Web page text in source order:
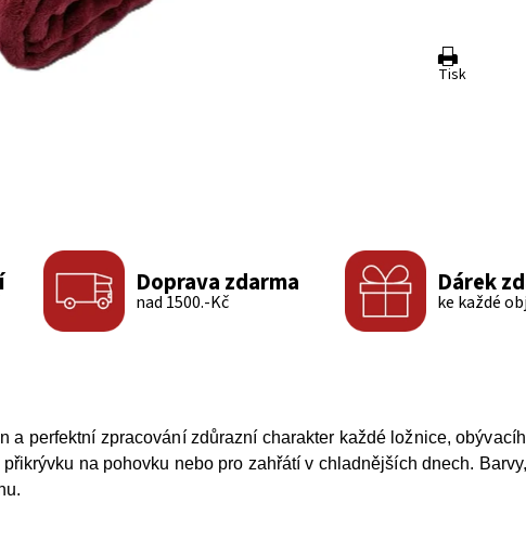
Tisk
Doprava zdarma
nad 1500.-Kč
Dárek
ke každé
a perfektní zpracování zdůrazní charakter každé ložnice,
na pohovku nebo pro zahřátí v chladnějších dnech.